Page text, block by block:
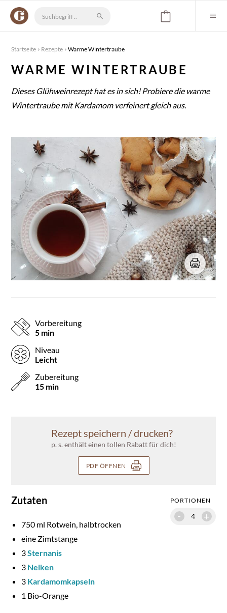
Startseite Rezepte Warme Wintertraube
Vorbereitung
5 min
Niveau
Leicht
Zubereitung
15 min
Rezept speichern / drucken?
p. s. enthält einen tollen Rabatt für dich!
PDF ÖFFNEN
WARME WINTERTRAUBE
Dieses Glühweinrezept hat es in sich! Probiere die warme
Wintertraube mit Kardamom verfeinert gleich aus.
Zutaten PORTIONEN
+
-
750 ml Rotwein, halbtrocken
eine Zimtstange
3Sternanis
3 Nelken
3 Kardamomkapseln
1 Bio-Orange